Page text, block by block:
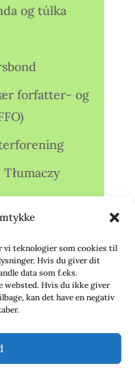
vi teknologier som cookies til
Hvis du giver dit
data som f.eks.
websted. Hvis du ikke giver
kan det have en negativ
og túlka
forfatter- og
(Ö.)
(ÖC)
(VdÜ)